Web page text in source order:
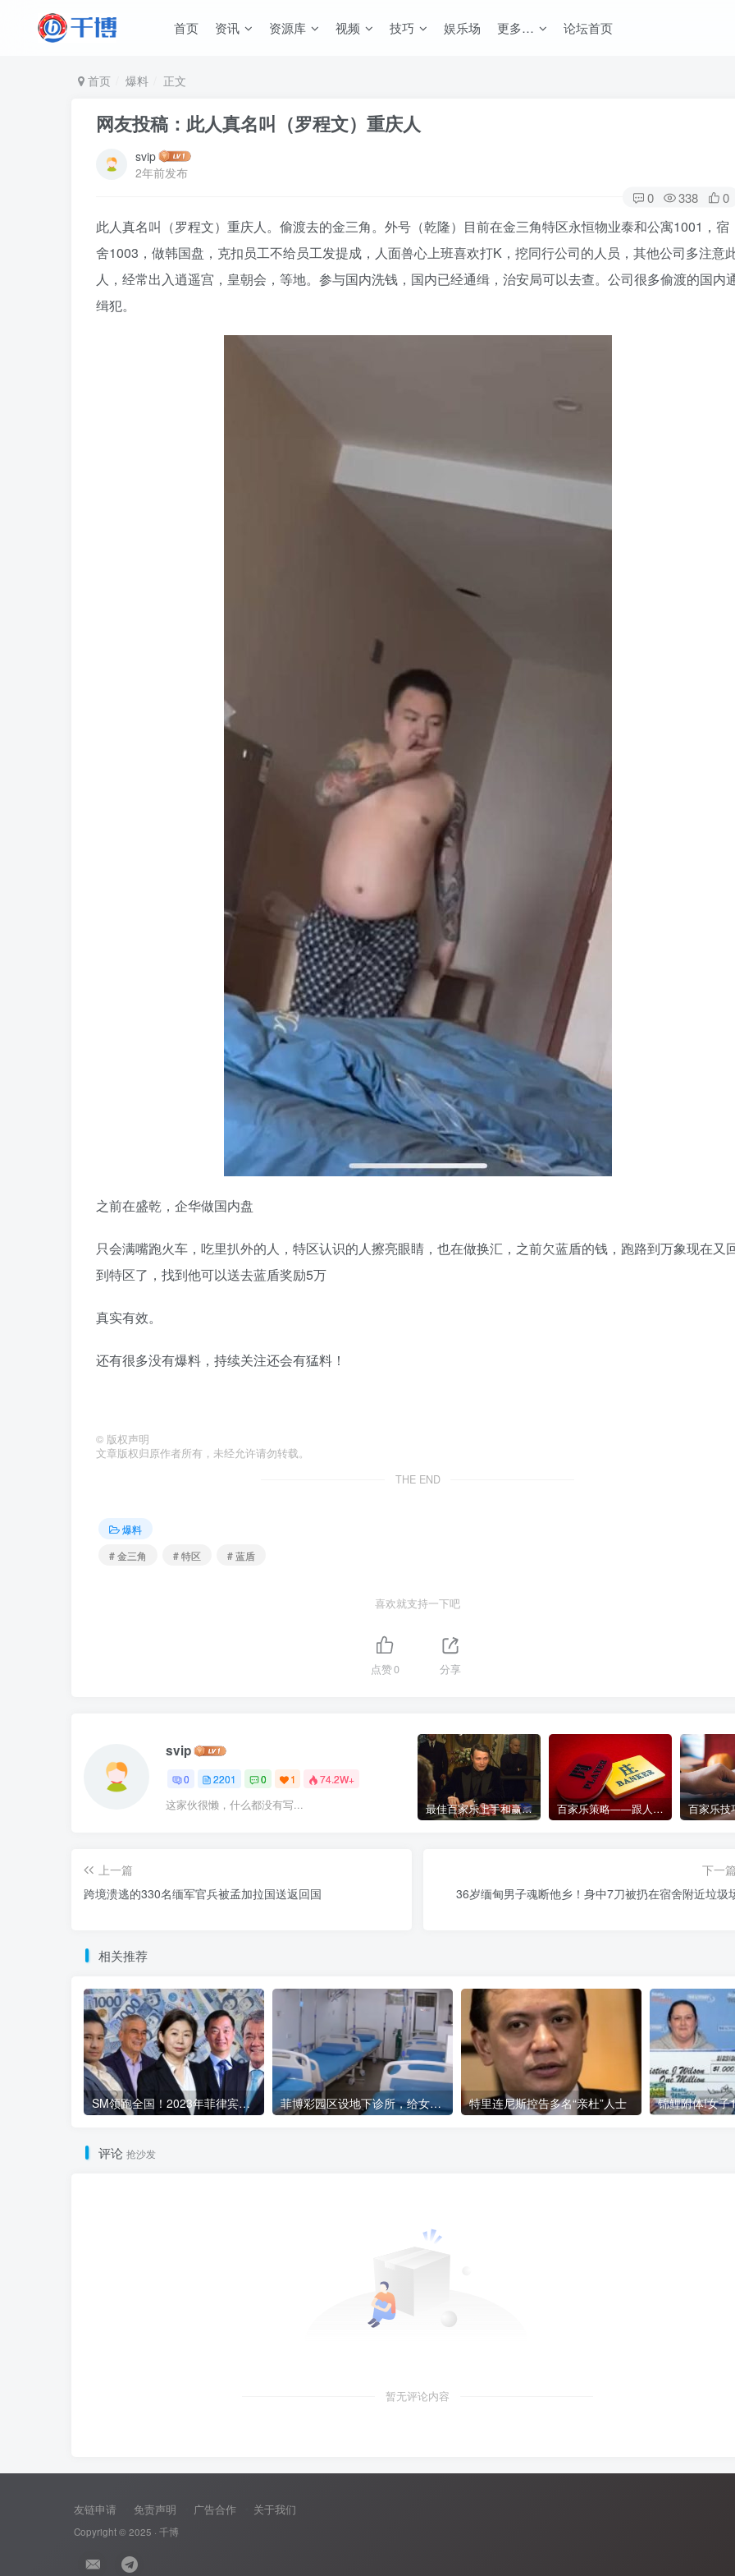
首页 资讯 资源库 视频 技巧 娱乐场 更多… 论坛首页
首页 爆料 正文
网友投稿：此人真名叫（罗程文）重庆人
svip
2年前发布
0 338 0
此人真名叫（罗程文）重庆人。偷渡去的金三角。外号（乾隆）目前在金三角特区永恒物业泰和公寓1001，宿
舍1003，做韩国盘，克扣员工不给员工发提成，人面兽心上班喜欢打K，挖同行公司的人员，其他公司多注意
人，经常出入逍遥宫，皇朝会，等地。参与国内洗钱，国内已经通缉，治安局可以去查。公司很多偷渡的国内
缉犯。
之前在盛乾，企华做国内盘
只会满嘴跑火车，吃里扒外的人，特区认识的人擦亮眼睛，也在做换汇，之前欠蓝盾的钱，跑路到万象现在又
到特区了，找到他可以送去蓝盾奖励5万
真实有效。
还有很多没有爆料，持续关注还会有猛料！
© 版权声明
文章版权归原作者所有，未经允许请勿转载。
THE END
爆料
# 金三角
# 特区 # 蓝盾
喜欢就支持一下吧
点赞0 分享
svip
0 2201 0 1 74.2W+
这家伙很懒，什么都没有写... 最佳百家乐上手和赢钱指南 – 终极版 百家乐策略——跟人胜过跟路
上一篇
跨境溃逃的330名缅军官兵被孟加拉国送返回国
下一
36岁缅甸男子魂断他乡！身中7刀被扔在宿舍附近垃圾
相关推荐
SM领跑全国！2023年菲律宾商业巨头稳健发展 菲博彩园区设地下诊所，给女员工堕胎，2涉事中国公民被逮捕 特里连尼斯控告多名“亲杜”人士
评论 抢沙发
暂无评论内容
友链申请 免责声明 广告合作 关于我们
Copyright © 2025 · 千博